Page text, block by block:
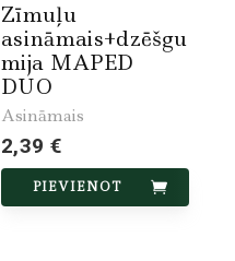
Zīmuļu
asināmais+dzēšgu
mija MAPED
DUO
Asināmais
2,39 €
PIEVIENOT